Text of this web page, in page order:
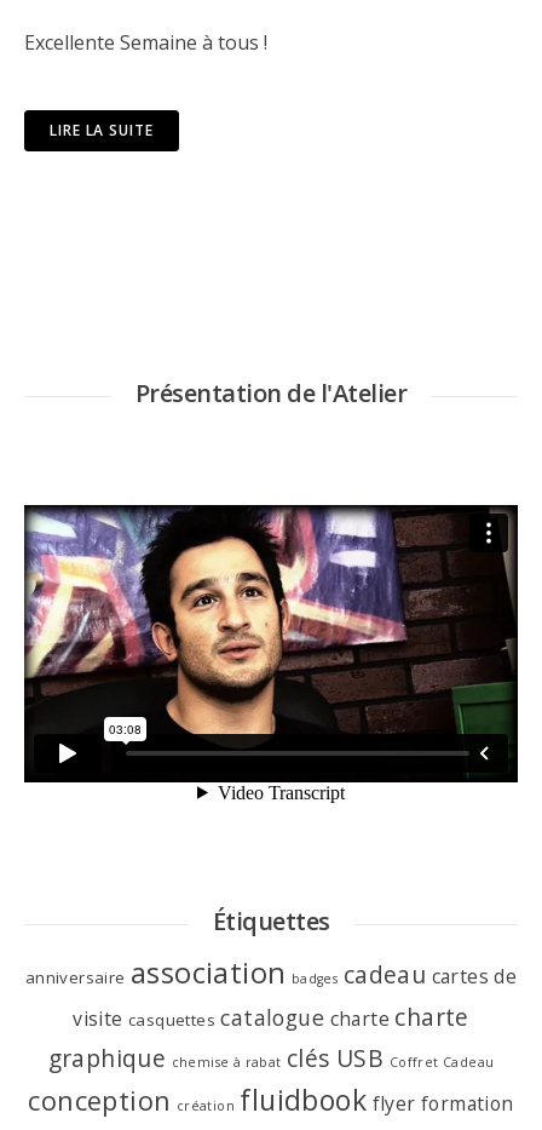
Excellente Semaine à tous !
LIRE LA SUITE
Présentation de l'Atelier
Étiquettes
anniversaire association badges cadeau cartes de
visite casquettes catalogue charte charte
graphique chemise à rabat clés USB Coffret Cadeau
conception création fluidbook flyer formation